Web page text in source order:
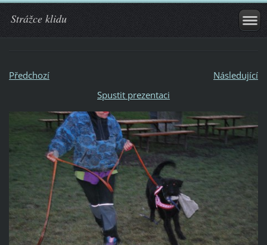
Strážce klidu
Předchozí
Následující
Spustit prezentaci